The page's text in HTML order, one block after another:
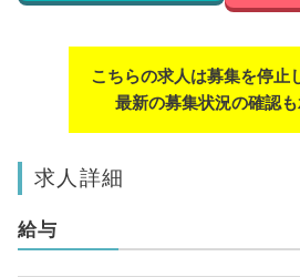
こちらの求人は募集を停止
最新の募集状況の確認も
求人詳細
給与